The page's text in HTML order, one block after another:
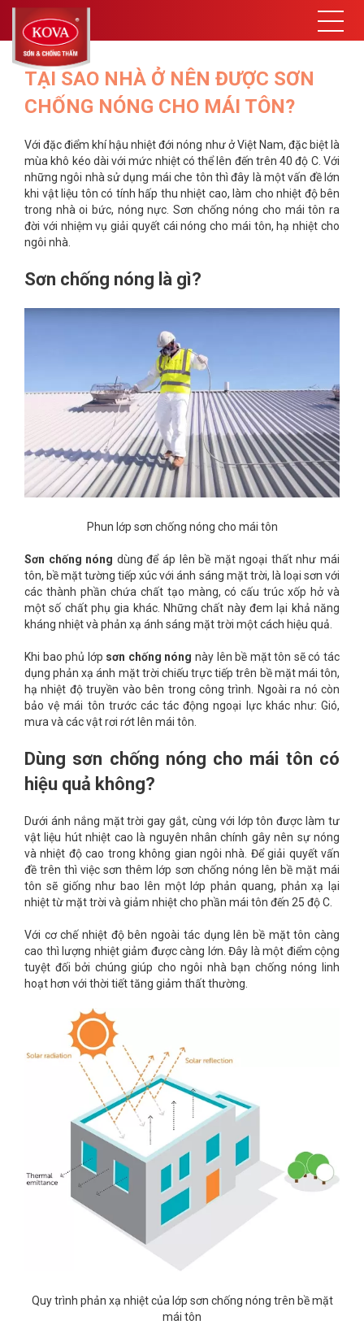
TẠI SAO NHÀ Ở NÊN ĐƯỢC SƠN
CHỐNG NÓNG CHO MÁI TÔN?
Với đặc điểm khí hậu nhiệt đới nóng như ở Việt Nam, đặc biệt là
mùa khô kéo dài với mức nhiệt có thể lên đến trên 40 độ C. Với
những ngôi nhà sử dụng mái che tôn thì đây là một vấn đề lớn
khi vật liệu tôn có tính hấp thu nhiệt cao, làm cho nhiệt độ bên
trong nhà oi bức, nóng nực. Sơn chống nóng cho mái tôn ra
đời với nhiệm vụ giải quyết cái nóng cho mái tôn, hạ nhiệt cho
ngôi nhà.
Sơn chống nóng là gì?
Phun lớp sơn chống nóng cho mái tôn
Sơn chống nóng dùng để áp lên bề mặt ngoại thất như mái
tôn, bề mặt tường tiếp xúc với ánh sáng mặt trời, là loại sơn với
các thành phần chứa chất tạo màng, có cấu trúc xốp hở và
một số chất phụ gia khác. Những chất này đem lại khả năng
kháng nhiệt và phản xạ ánh sáng mặt trời một cách hiệu quả.
Khi bao phủ lớp sơn chống nóng này lên bề mặt tôn sẽ có tác
dụng phản xạ ánh mặt trời chiếu trực tiếp trên bề mặt mái tôn,
hạ nhiệt độ truyền vào bên trong công trình. Ngoài ra nó còn
bảo vệ mái tôn trước các tác động ngoại lực khác như: Gió,
mưa và các vật rơi rớt lên mái tôn.
Dùng sơn chống nóng cho mái tôn có
hiệu quả không?
Dưới ánh nắng mặt trời gay gắt, cùng với lớp tôn được làm tư
vật liệu hút nhiệt cao là nguyên nhân chính gây nên sự nóng
và nhiệt độ cao trong không gian ngôi nhà. Để giải quyết vấn
đề trên thì việc sơn thêm lớp sơn chống nóng lên bề mặt mái
tôn sẽ giống như bao lên một lớp phản quang, phản xạ lại
nhiệt từ mặt trời và giảm nhiệt cho phần mái tôn đến 25 độ C.
Với cơ chế nhiệt độ bên ngoài tác dụng lên bề mặt tôn càng
cao thì lượng nhiệt giảm được càng lớn. Đây là một điểm cộng
tuyệt đối bởi chúng giúp cho ngôi nhà bạn chống nóng linh
hoạt hơn với thời tiết tăng giảm thất thường.
Quy trình phản xạ nhiệt của lớp sơn chống nóng trên bề mặt
mái tôn